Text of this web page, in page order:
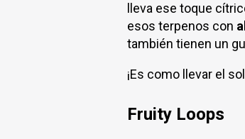
lleva ese toque
esos terpenos con
también tienen un
¡Es como llevar el
Fruity Loops